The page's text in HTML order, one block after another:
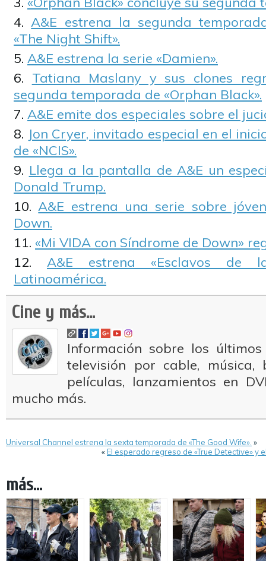
A&E estrena la segunda
«The Night Shift».
A&E estrena la serie «Damien».
Tatiana Maslany y sus clones
segunda temporada de «Orphan Black».
A&E emite dos especiales sobre el
Jon Cryer, invitado especial en el
de «NCIS».
Llega a la pantalla de A&E un
Donald Trump.
A&E estrena una serie sobre
Down.
«Mi VIDA con Síndrome de Down»
A&E estrena «Esclavos de
Latinoamérica.
Cine y más...
Información sobre los
televisión por cable, música,
películas, lanzamientos en
mucho más.
Universal Channel estrena la sexta temporada de «The Good Wife». »
«El esperado regreso de «True Detective» y
más...